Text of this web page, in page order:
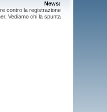
News:
contro la registrazione
Vediamo chi la spunta